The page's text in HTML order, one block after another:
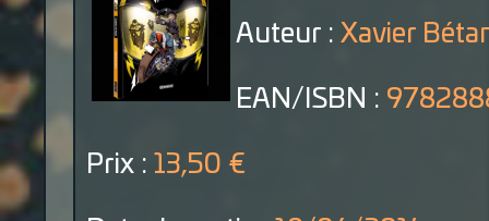
Auteur : Xavier
EAN/ISBN :
Prix : 13,50 €